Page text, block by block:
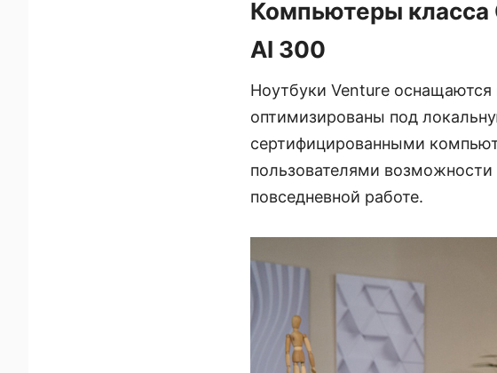
Компьютеры класса
AI 300
Ноутбуки Venture
оптимизированы под
сертифицированными
пользователями
повседневной работе.